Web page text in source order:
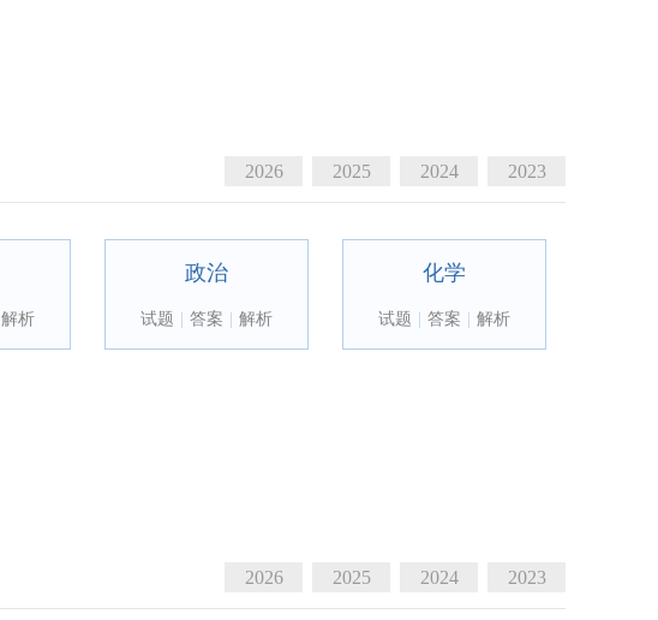
2026 2025 2024 2023
解析
政治
试题 答案 解析
化学
试题 答案 解析
2026 2025 2024 2023